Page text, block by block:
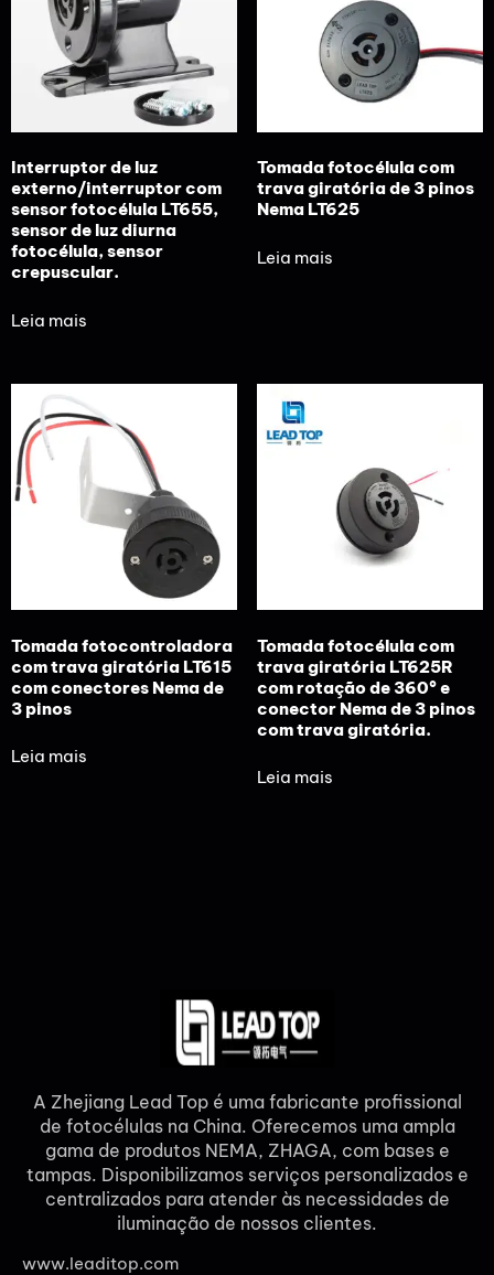
Interruptor de luz
externo/interruptor com
sensor fotocélula LT655,
sensor de luz diurna
fotocélula, sensor
crepuscular.
Leia mais
Tomada fotocélula com
trava giratória de 3 pinos
Nema LT625
Leia mais
Tomada fotocontroladora
com trava giratória LT615
com conectores Nema de
3 pinos
Leia mais
Tomada fotocélula com
trava giratória LT625R
com rotação de 360° e
conector Nema de 3 pinos
com trava giratória.
Leia mais
A Zhejiang Lead Top é uma fabricante profissional
de fotocélulas na China. Oferecemos uma ampla
gama de produtos NEMA, ZHAGA, com bases e
tampas. Disponibilizamos serviços personalizados e
centralizados para atender às necessidades de
iluminação de nossos clientes.
www.leaditop.com